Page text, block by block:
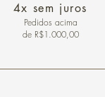
4x sem juros
Pedidos acima
de R$1.000,00